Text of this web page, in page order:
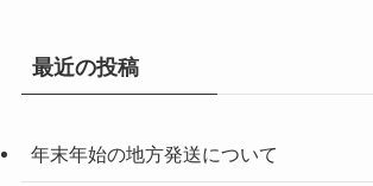
最近の投稿
年末年始の地方発送について